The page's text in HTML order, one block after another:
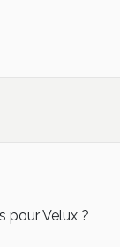
pour Velux ?